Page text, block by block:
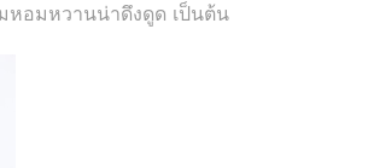
หอมหวานน่าดึงดูด เป็นต้น